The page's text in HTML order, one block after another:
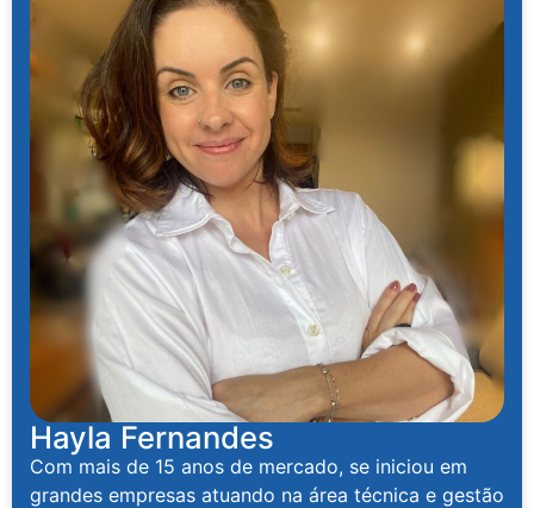
Hayla Fernandes
Com mais de 15 anos de mercado, se iniciou em
grandes empresas atuando na área técnica e gestão